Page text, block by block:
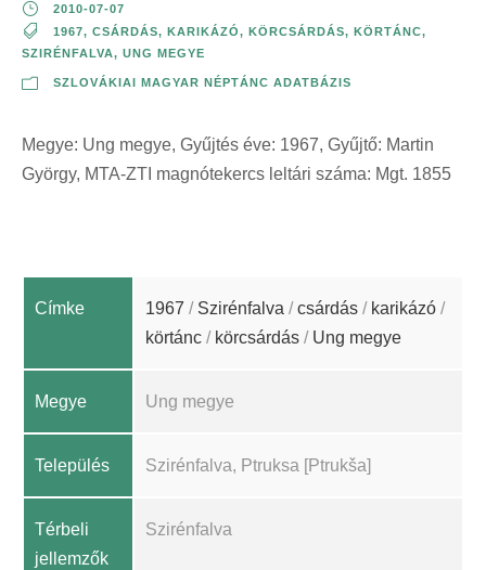
2010-07-07
1967, CSÁRDÁS, KARIKÁZÓ, KÖRCSÁRDÁS, KÖRTÁNC,
SZIRÉNFALVA, UNG MEGYE
SZLOVÁKIAI MAGYAR NÉPTÁNC ADATBÁZIS
Megye: Ung megye, Gyűjtés éve: 1967, Gyűjtő: Martin
György, MTA-ZTI magnótekercs leltári száma: Mgt. 1855
Címke 1967 / Szirénfalva /csárdás / karikázó /
körtánc / körcsárdás / Ung megye
Megye Ung megye
Település Szirénfalva, Ptruksa [Ptrukša]
Térbeli
jellemzők
Szirénfalva